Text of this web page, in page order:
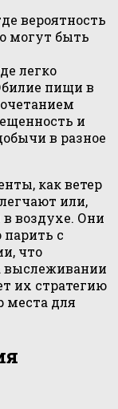
вероятность
могут быть
легко
пищи в
и
в разное
как ветер
или,
воздухе. Они
с
что
выслеживании
их стратегию
места для